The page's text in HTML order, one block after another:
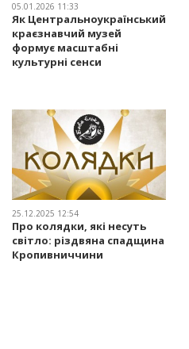
05.01.2026 11:33
Як Центральноукраїнський
краєзнавчий музей
формує масштабні
культурні сенси
25.12.2025 12:54
Про колядки, які несуть
світло: різдвяна спадщина
Кропивниччини